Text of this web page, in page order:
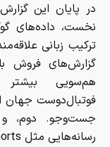
در پایان این
نخست، داده‌های
گزارش‌های فروش
هم‌سویی بیشتر
فوتبال‌دوست جهان
جست‌وجو. دوم، و
رسانه‌هایی مثل Yahoo Sports و NPR نشان می‌دهد